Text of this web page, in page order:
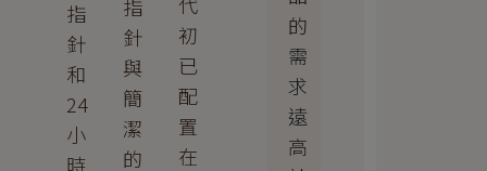
指
針
和
24
小
時
指
針
與
簡
潔
的
初
已
配
置
在
的
需
求
遠
高